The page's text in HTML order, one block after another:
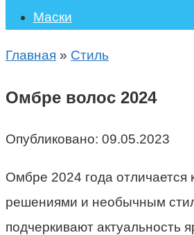
Маски
Главная » Стиль
Омбре волос 2024
Опубликовано: 09.05.2023
Омбре 2024 года отличается
решениями и необычным
подчеркивают актуальность